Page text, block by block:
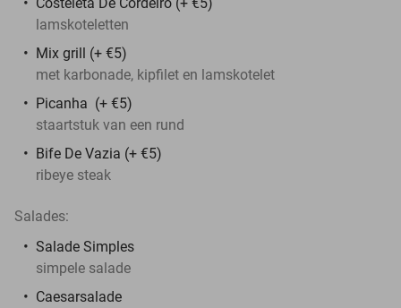
lamskoteletten
Mix grill (+ €5)
met karbonade, kipfilet en lamskotelet
Picanha (+ €5)
staartstuk van een rund
Bife De Vazia (+ €5)
ribeye steak
Salades:
Salade Simples
simpele salade
Caesarsalade